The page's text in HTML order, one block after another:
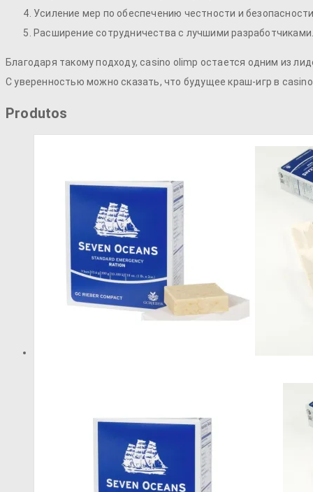
Усиление мер по обеспечению честности и
Расширение сотрудничества с лучшими
Благодаря такому подходу, casino olimp остается одним из
С уверенностью можно сказать, что будущее краш-игр в
Produtos